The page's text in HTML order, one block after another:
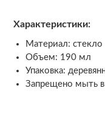
Характеристики:
Материал:
Объем: 190 мл
Упаковка:
Запрещено мыть